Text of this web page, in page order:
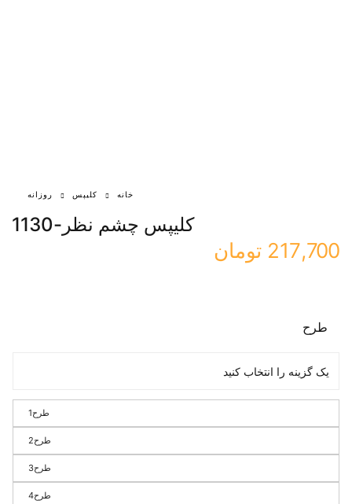
خانه کلیپس روزانه
کلیپس چشم نظر-1130
217,700 تومان
طرح
طرح1
طرح2
طرح3
طرح4